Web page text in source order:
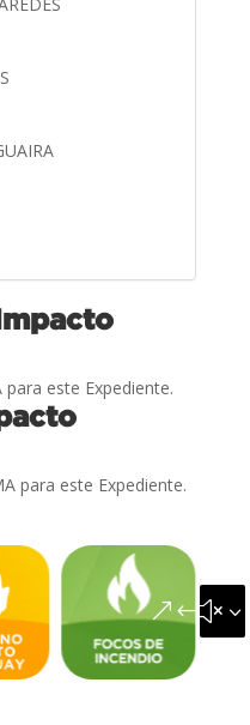
este Expediente.
para este Expediente.